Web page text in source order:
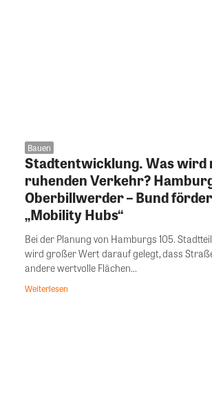
Bauen
Stadtentwicklung. Was wird
ruhenden Verkehr?
Oberbillwerder – Bund
„Mobility Hubs“
Bei der Planung von Hamburgs 105.
wird großer Wert darauf gelegt, dass
andere wertvolle Flächen...
Weiterlesen